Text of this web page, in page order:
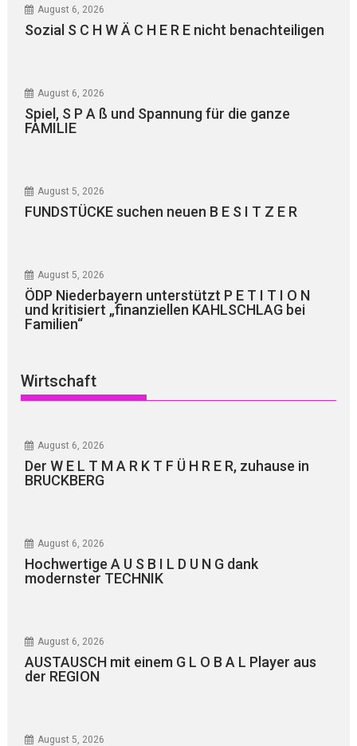
August 6, 2026
Sozial S C H W Ä C H E R E nicht benachteiligen
August 6, 2026
Spiel, S P A ß und Spannung für die ganze
FAMILIE
August 5, 2026
FUNDSTÜCKE suchen neuen B E S I T Z E R
August 5, 2026
ÖDP Niederbayern unterstützt P E T I T I O N
und kritisiert „finanziellen KAHLSCHLAG bei
Familien“
Wirtschaft
August 6, 2026
Der W E L T M A R K T F Ü H R E R, zuhause in
BRUCKBERG
August 6, 2026
Hochwertige A U S B I L D U N G dank
modernster TECHNIK
August 6, 2026
AUSTAUSCH mit einem G L O B A L Player aus
der REGION
August 5, 2026